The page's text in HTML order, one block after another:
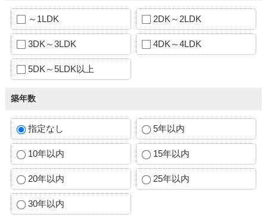
～1LDK 2DK～2LDK
3DK～3LDK 4DK～4LDK
5DK～5LDK以上
築年数
指定なし 5年以内
10年以内 15年以内
20年以内 25年以内
30年以内